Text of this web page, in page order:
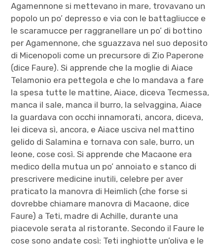
Agamennone si mettevano in mare, trovavano un
popolo un po’ depresso e via con le battagliucce e
le scaramucce per raggranellare un po’ di bottino
per Agamennone, che sguazzava nel suo deposito
di Micenopoli come un precursore di Zio Paperone
(dice Faure). Si apprende che la moglie di Aiace
Telamonio era pettegola e che lo mandava a fare
la spesa tutte le mattine, Aiace, diceva Tecmessa,
manca il sale, manca il burro, la selvaggina, Aiace
la guardava con occhi innamorati, ancora, diceva,
lei diceva sì, ancora, e Aiace usciva nel mattino
gelido di Salamina e tornava con sale, burro, un
leone, cose così. Si apprende che Macaone era
medico della mutua un po’ annoiato e stanco di
prescrivere medicine inutili, celebre per aver
praticato la manovra di Heimlich (che forse si
dovrebbe chiamare manovra di Macaone, dice
Faure) a Teti, madre di Achille, durante una
piacevole serata al ristorante. Secondo il Faure le
cose sono andate così: Teti inghiotte un’oliva e le